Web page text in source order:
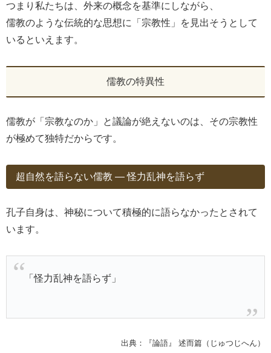
つまり私たちは、外来の概念を基準にしながら、
儒教のような伝統的な思想に「宗教性」を見出そうとして
いるといえます。
儒教の特異性
儒教が「宗教なのか」と議論が絶えないのは、その宗教性
が極めて独特だからです。
超自然を語らない儒教 ― 怪力乱神を語らず
孔子自身は、神秘について積極的に語らなかったとされて
います。
「怪力乱神を語らず」
出典：『論語』 述而篇（じゅつじへん）